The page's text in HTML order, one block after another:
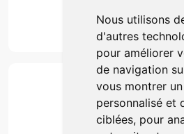
Nous utilisons
d'autres
pour améliorer
de navigation
vous montrer
personnalisé et
ciblées, pour
Suivez-nous
Paiement
Simple, rapide et